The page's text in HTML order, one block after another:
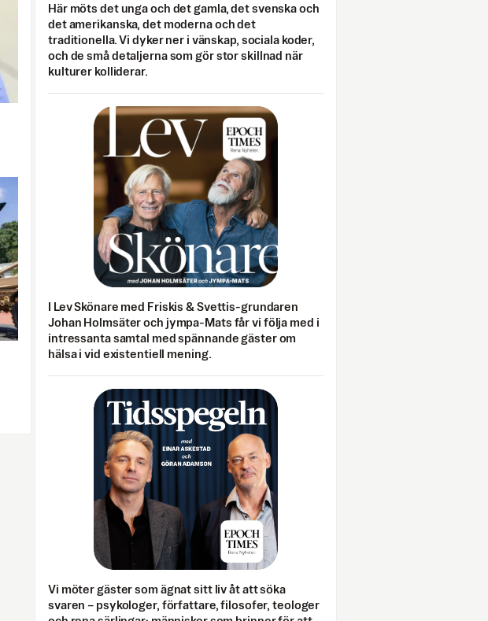
Här möts det unga och det gamla, det svenska och
det amerikanska, det moderna och det
traditionella. Vi dyker ner i vänskap, sociala koder,
och de små detaljerna som gör stor skillnad när
kulturer kolliderar.
I Lev Skönare med Friskis & Svettis-grundaren
Johan Holmsäter och jympa-Mats får vi följa med i
intressanta samtal med spännande gäster om
hälsa i vid existentiell mening.
Vi möter gäster som ägnat sitt liv åt att söka
svaren – psykologer, författare, filosofer, teologer